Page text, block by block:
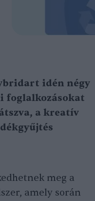
idén négy
foglalkozásokat
a kreatív
meg a
amely során